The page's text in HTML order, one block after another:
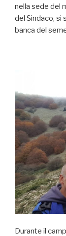
nella sede del
del Sindaco, si
banca del
Durante il